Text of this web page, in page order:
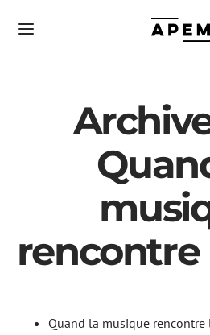
rencontre
Quand la musique rencontre